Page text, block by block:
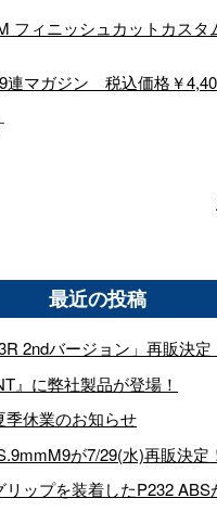
フィニッシュカットカス
マガジン 税込価格￥
最近の投稿
2ndバージョン」再販決定
』に弊社製品が登場！
休業のお知らせ
が7/29(水)再販決定
ップを装着したP232 ABS